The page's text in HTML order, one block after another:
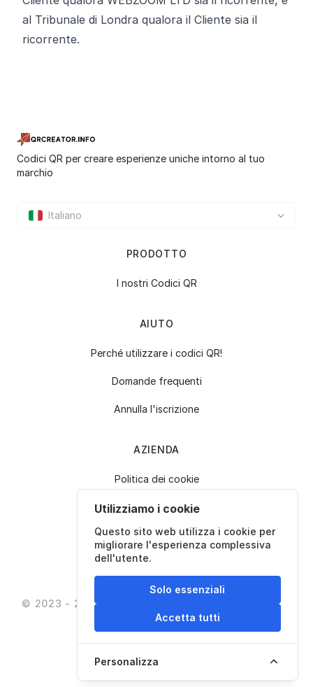
Utilizziamo i cookie
Questo sito web utilizza i cookie per
migliorare l'esperienza complessiva
dell'utente.
Solo essenziali
Accetta tutti
Personalizza
al Tribunale di Londra qualora il Cliente sia il
ricorrente.
Codici QR per creare esperienze uniche intorno al tuo
marchio
Italiano
PRODOTTO
I nostri Codici QR
AIUTO
Perché utilizzare i codici QR!
Domande frequenti
Annulla l'iscrizione
AZIENDA
Politica dei cookie
Politica sulla Privacy
Termini e condizioni
Contattaci
© 2023 - 2026 - QrDesigner Tutti i diritti riservati